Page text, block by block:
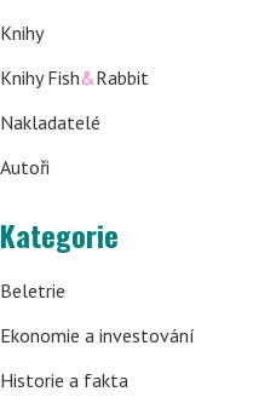
Knihy
Knihy Fish&Rabbit
Nakladatelé
Autoři
Kategorie
Beletrie
Ekonomie a investování
Historie a fakta